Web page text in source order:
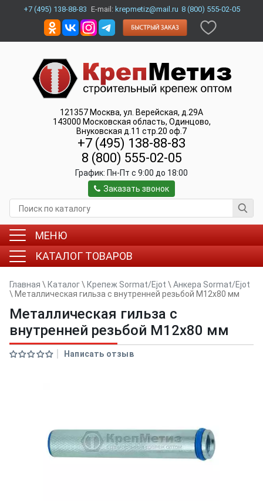
+7 (495) 138-88-83 E-mail: krepmetiz@mail.ru 8 (800) 555-02-05
121357 Москва, ул. Верейская, д.29А
143000 Московская область, Одинцово,
Внуковская д.11 стр.20 оф.7
+7 (495) 138-88-83
8 (800) 555-02-05
График: Пн-Пт c 9:00 до 18:00
Заказать звонок
МЕНЮ
КАТАЛОГ ТОВАРОВ
Главная \ Каталог\ Крепеж Sormat/Ejot \ Анкера Sormat/Ejot
\ Металлическая гильза с внутренней резьбой M12x80 мм
Металлическая гильза с
внутренней резьбой M12x80 мм
Написать отзыв